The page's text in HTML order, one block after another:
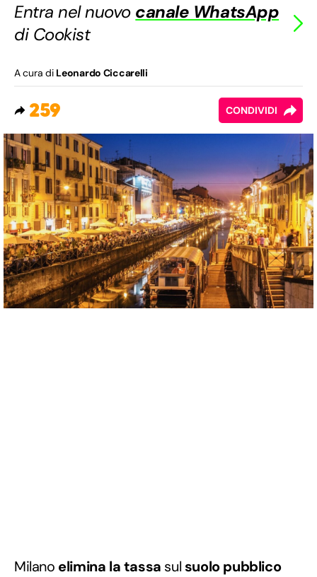
Entra nel nuovo canale WhatsApp
di Cookist
A cura di Leonardo Ciccarelli
259 CONDIVIDI
Milano elimina la tassa sul suolo pubblico